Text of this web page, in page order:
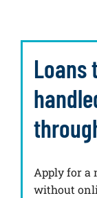
Loans
Apply for a
without